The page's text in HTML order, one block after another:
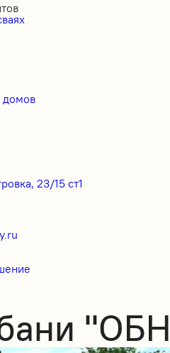
домов
23/15 ст1